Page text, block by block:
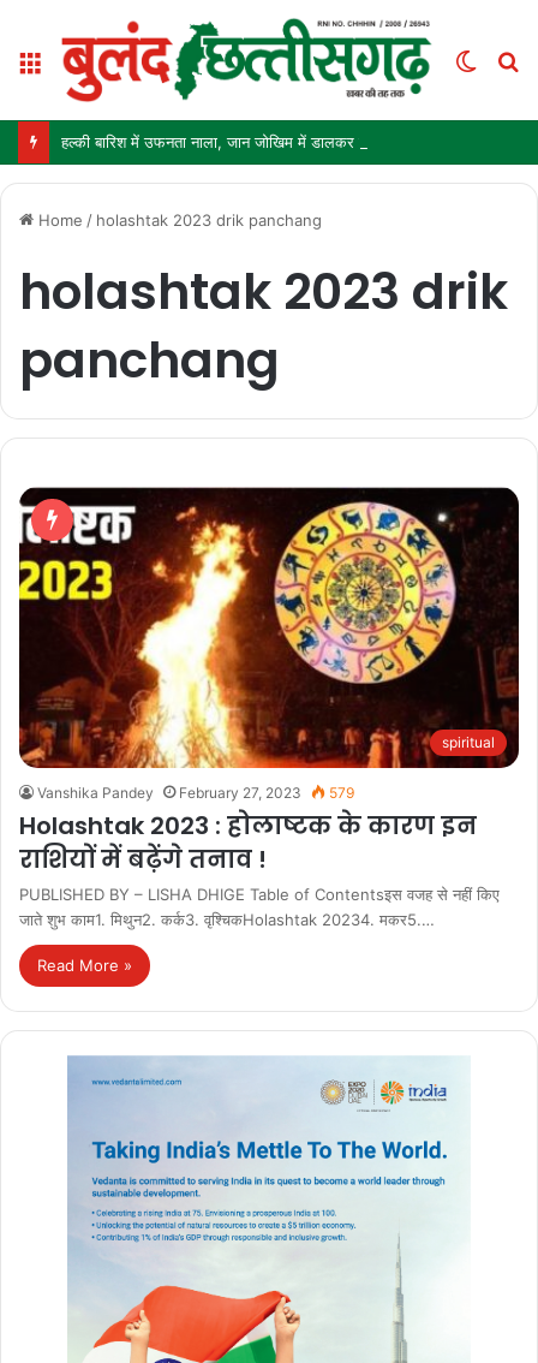
Menu
Switch
Home / holashtak 2023 drik panchang
holashtak 2023 drik
panchang
spiritual
Vanshika Pandey February 27, 2023 579
Holashtak 2023 : होलाष्टक के कारण इन
राशियों में बढ़ेंगे तनाव !
PUBLISHED BY – LISHA DHIGE Table of Contentsइस वजह से नहीं किए
जाते शुभ काम1. मिथुन2. कर्क3. वृश्चिकHolashtak 20234. मकर5.…
Read More »